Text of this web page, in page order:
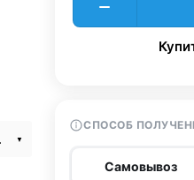
СПОСОБ
Самовывоз